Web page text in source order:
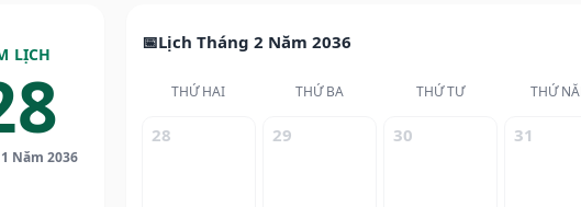
LỊCH
Năm 2036
Lịch Tháng 2 Năm 2036
THỨ HAI THỨ BA THỨ TƯ THỨ
28 29 30 31